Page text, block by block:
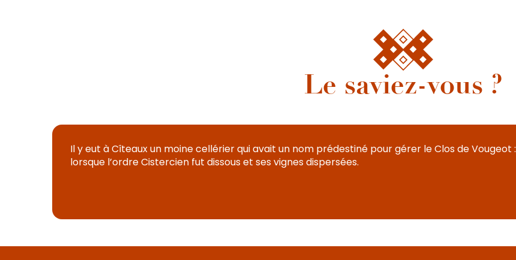
Le saviez-vous ?
Il y eut à Cîteaux un moine cellérier qui avait un nom prédestiné pour gérer le Clos de Vougeot
lorsque l’ordre Cistercien fut dissous et ses vignes dispersées.